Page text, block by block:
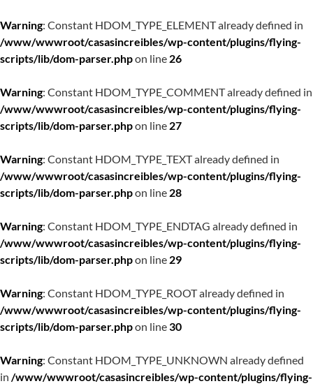
Warning: Constant HDOM_TYPE_ELEMENT already defined in
/www/wwwroot/casasincreibles/wp-content/plugins/flying-
scripts/lib/dom-parser.phpon line 26
Warning: Constant HDOM_TYPE_COMMENT already defined in
/www/wwwroot/casasincreibles/wp-content/plugins/flying-
scripts/lib/dom-parser.phpon line 27
Warning: Constant HDOM_TYPE_TEXT already defined in
/www/wwwroot/casasincreibles/wp-content/plugins/flying-
scripts/lib/dom-parser.phpon line 28
Warning: Constant HDOM_TYPE_ENDTAG already defined in
/www/wwwroot/casasincreibles/wp-content/plugins/flying-
scripts/lib/dom-parser.phpon line 29
Warning: Constant HDOM_TYPE_ROOT already defined in
/www/wwwroot/casasincreibles/wp-content/plugins/flying-
scripts/lib/dom-parser.phpon line30
Warning: Constant HDOM_TYPE_UNKNOWN already defined
in /www/wwwroot/casasincreibles/wp-content/plugins/flying-